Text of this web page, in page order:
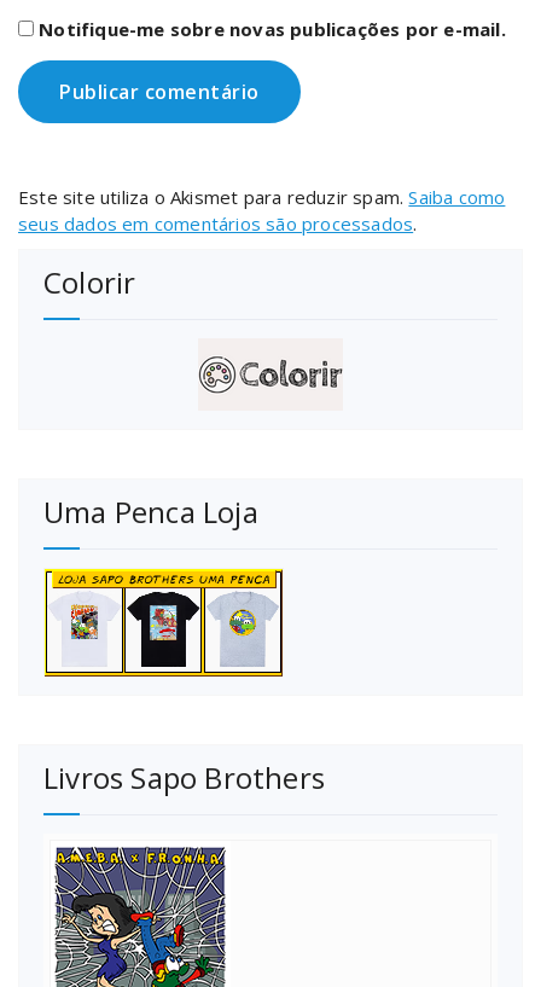
Notifique-me sobre novas publicações por e-mail.
Este site utiliza o Akismet para reduzir spam.Saiba como
seus dados em comentários são processados.
Colorir
Uma Penca Loja
Livros Sapo Brothers